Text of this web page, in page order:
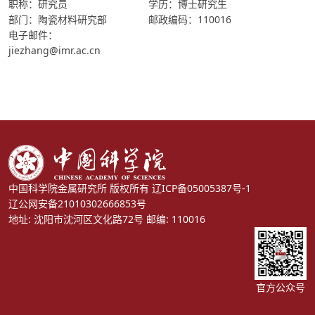
职称：研究员
学历：博士研究生
部门：陶瓷材料研究部
邮政编码：110016
电子邮件：
jiezhang@imr.ac.cn
中国科学院金属研究所 版权所有 辽ICP备05005387号-1
辽公网安备21010302666853号
地址: 沈阳市沈河区文化路72号 邮编: 110016
官方公众号